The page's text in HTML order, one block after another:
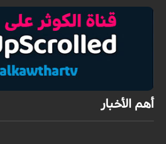
أهم الأخبار